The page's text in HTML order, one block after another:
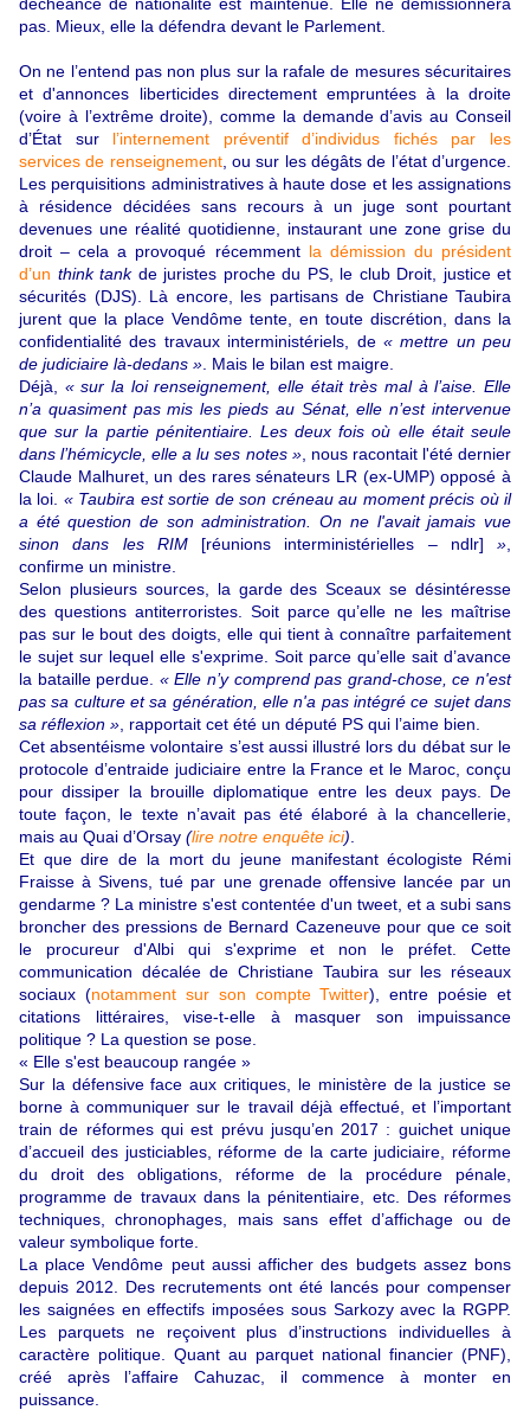
pas. Mieux, elle la défendra devant le Parlement.
On ne l’entend pas non plus sur la rafale de mesures sécuritaires
et d'annonces liberticides directement empruntées à la droite
(voire à l’extrême droite), comme la demande d’avis au Conseil
d’État sur l’internement préventif d’individus fichés par les
services de renseignement, ou sur les dégâts de l’état d’urgence.
Les perquisitions administratives à haute dose et les assignations
à résidence décidées sans recours à un juge sont pourtant
devenues une réalité quotidienne, instaurant une zone grise du
droit – cela a provoqué récemment la démission du président
d’un think tankde juristes proche du PS, le club Droit, justice et
sécurités (DJS). Là encore, les partisans de Christiane Taubira
jurent que la place Vendôme tente, en toute discrétion, dans la
confidentialité des travaux interministériels, de « mettre un peu
de judiciaire là-dedans » . Mais le bilan est maigre.
Déjà, « sur la loi renseignement, elle était très mal à l’aise. Elle
n’a quasiment pas mis les pieds au Sénat, elle n’est intervenue
que sur la partie pénitentiaire. Les deux fois où elle était seule
dans l’hémicycle, elle a lu ses notes », nous racontait l'été dernier
Claude Malhuret, un des rares sénateurs LR (ex-UMP) opposé à
la loi. « Taubira est sortie de son créneau au moment précis où il
a été question de son administration. On ne l'avait jamais vue
sinon dans les RIM[réunions interministérielles – ndlr] »
confirme un ministre.
Selon plusieurs sources, la garde des Sceaux se désintéresse
des questions antiterroristes. Soit parce qu’elle ne les maîtrise
pas sur le bout des doigts, elle qui tient à connaître parfaitement
le sujet sur lequel elle s'exprime. Soit parce qu’elle sait d’avance
la bataille perdue. « Elle n’y comprend pas grand-chose, ce n'est
pas sa culture et sa génération, elle n'a pas intégré ce sujet dans
sa réflexion » , rapportait cet été un député PS qui l’aime bien.
Cet absentéisme volontaire s’est aussi illustré lors du débat sur le
protocole d’entraide judiciaire entre la France et le Maroc, conçu
pour dissiper la brouille diplomatique entre les deux pays. De
toute façon, le texte n’avait pas été élaboré à la chancellerie,
mais au Quai d’Orsay (lire notre enquête ici)
Et que dire de la mort du jeune manifestant écologiste Rémi
Fraisse à Sivens, tué par une grenade offensive lancée par un
gendarme ? La ministre s'est contentée d'un tweet, et a subi sans
broncher des pressions de Bernard Cazeneuve pour que ce soit
le procureur d'Albi qui s'exprime et non le préfet. Cette
communication décalée de Christiane Taubira sur les réseaux
sociaux (notamment sur son compte Twitter), entre poésie et
citations littéraires, vise-t-elle à masquer son impuissance
politique ? La question se pose.
« Elle s'est beaucoup rangée »
Sur la défensive face aux critiques, le ministère de la justice se
borne à communiquer sur le travail déjà effectué, et l’important
train de réformes qui est prévu jusqu’en 2017 : guichet unique
d’accueil des justiciables, réforme de la carte judiciaire, réforme
du droit des obligations, réforme de la procédure pénale,
programme de travaux dans la pénitentiaire, etc. Des réformes
techniques, chronophages, mais sans effet d’affichage ou de
valeur symbolique forte.
La place Vendôme peut aussi afficher des budgets assez bons
depuis 2012. Des recrutements ont été lancés pour compenser
les saignées en effectifs imposées sous Sarkozy avec la RGPP.
Les parquets ne reçoivent plus d’instructions individuelles à
caractère politique. Quant au parquet national financier (PNF),
créé après l’affaire Cahuzac, il commence à monter en
puissance.